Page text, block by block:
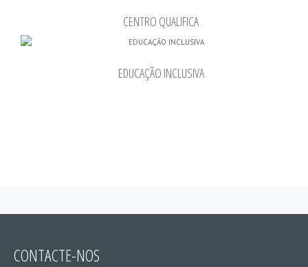
CENTRO QUALIFICA
EDUCAÇÃO INCLUSIVA
CONTACTE-NOS